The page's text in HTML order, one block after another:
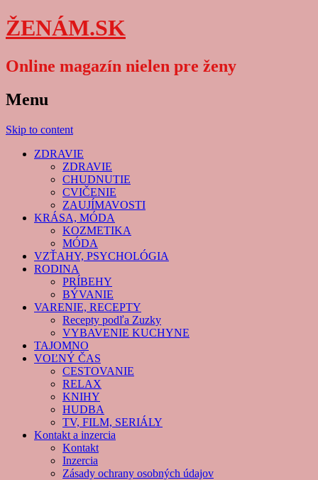
ŽENÁM.SK
Online magazín nielen pre ženy
Menu
Skip to content
ZDRAVIE
ZDRAVIE
CHUDNUTIE
CVIČENIE
ZAUJÍMAVOSTI
KRÁSA, MÓDA
KOZMETIKA
MÓDA
VZŤAHY, PSYCHOLÓGIA
RODINA
PRÍBEHY
BÝVANIE
VARENIE, RECEPTY
Recepty podľa Zuzky
VYBAVENIE KUCHYNE
TAJOMNO
VOĽNÝ ČAS
CESTOVANIE
RELAX
KNIHY
HUDBA
TV, FILM, SERIÁLY
Kontakt a inzercia
Kontakt
Inzercia
Zásady ochrany osobných údajov